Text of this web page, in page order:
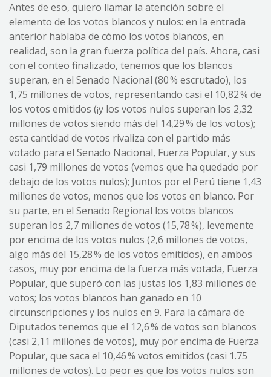
Antes de eso, quiero llamar la atención sobre el
elemento de los votos blancos y nulos: en la entrada
anterior hablaba de cómo los votos blancos, en
realidad, son la gran fuerza política del país. Ahora, casi
con el conteo finalizado, tenemos que los blancos
superan, en el Senado Nacional (80 % escrutado), los
1,75 millones de votos, representando casi el 10,82 % de
los votos emitidos (¡y los votos nulos superan los 2,32
millones de votos siendo más del 14,29 % de los votos);
esta cantidad de votos rivaliza con el partido más
votado para el Senado Nacional, Fuerza Popular, y sus
casi 1,79 millones de votos (vemos que ha quedado por
debajo de los votos nulos); Juntos por el Perú tiene 1,43
millones de votos, menos que los votos en blanco. Por
su parte, en el Senado Regional los votos blancos
superan los 2,7 millones de votos (15,78 %), levemente
por encima de los votos nulos (2,6 millones de votos,
algo más del 15,28 % de los votos emitidos), en ambos
casos, muy por encima de la fuerza más votada, Fuerza
Popular, que superó con las justas los 1,83 millones de
votos; los votos blancos han ganado en 10
circunscripciones y los nulos en 9. Para la cámara de
Diputados tenemos que el 12,6 % de votos son blancos
(casi 2,11 millones de votos), muy por encima de Fuerza
Popular, que saca el 10,46 % votos emitidos (casi 1.75
millones de votos). Lo peor es que los votos nulos son